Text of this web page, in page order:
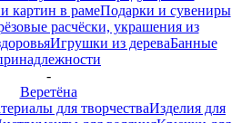
картин в рамеПодарки и сувениры
расчёски, украшения из
Игрушки из дереваБанные
-
Веретёна
для творчестваИзделия для